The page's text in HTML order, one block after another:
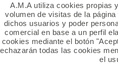
A.M.A utiliza cookies propias
volumen de visitas de la
dichos usuarios y poder
comercial en base a un perfil
cookies mediante el botón
todas las cookies
el